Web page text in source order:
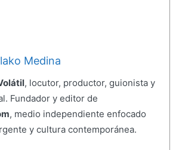
Medina
, locutor, productor, guionista y
Fundador y editor de
, medio independiente enfocado
y cultura contemporánea.